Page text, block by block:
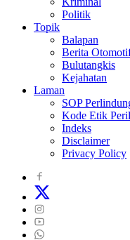
Politik
Topik
Balapan
Berita
Bulutangkis
Kejahatan
Laman
SOP
Kode Etik
Indeks
Disclaimer
Privacy Policy